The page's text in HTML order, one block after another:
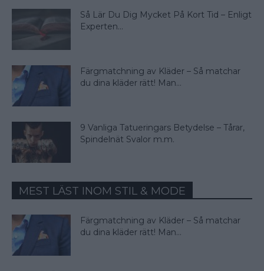
Så Lär Du Dig Mycket På Kort Tid – Enligt
Experten...
Färgmatchning av Kläder – Så matchar
du dina kläder rätt! Man...
9 Vanliga Tatueringars Betydelse – Tårar,
Spindelnät Svalor m.m.
MEST LÄST INOM STIL & MODE
Färgmatchning av Kläder – Så matchar
du dina kläder rätt! Man...